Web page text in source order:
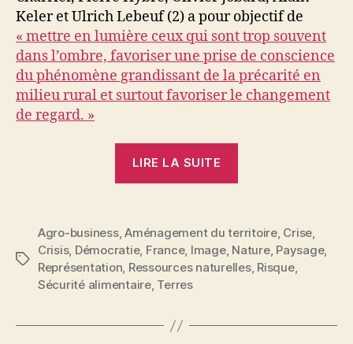
Keler et Ulrich Lebeuf (2) a pour objectif de
« mettre en lumière ceux qui sont trop souvent
dans l’ombre, favoriser une prise de conscience
du phénomène grandissant de la précarité en
milieu rural et surtout favoriser le changement
de regard. »
LIRE LA SUITE
:
la
vide
Étiquettes
Agro-business,Aménagement du territoire, Crise,
Crisis, Démocratie, France, Image, Nature, Paysage,
Représentation, Ressources naturelles, Risque,
Sécurité alimentaire, Terres